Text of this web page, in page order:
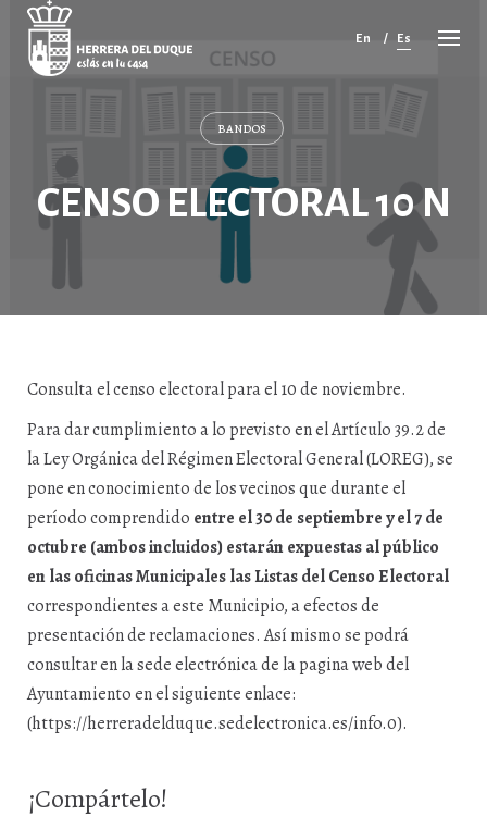
Cancelar
comentario
En Es
BANDOS
CENSO ELECTORAL 10 N
Consulta el censo electoral para el 10 de noviembre.
Para dar cumplimiento a lo previsto en el Artículo 39.2 de
la Ley Orgánica del Régimen Electoral General (LOREG), se
pone en conocimiento de los vecinos que durante el
período comprendido entre el 30 de septiembre y el 7 de
octubre (ambos incluidos) estarán expuestas al público
en las oficinas Municipales las Listas del Censo Electoral
correspondientes a este Municipio, a efectos de
presentación de reclamaciones. Así mismo se podrá
consultar en la sede electrónica de la pagina web del
Ayuntamiento en el siguiente enlace:
(https://herreradelduque.sedelectronica.es/info.0).
¡Compártelo!